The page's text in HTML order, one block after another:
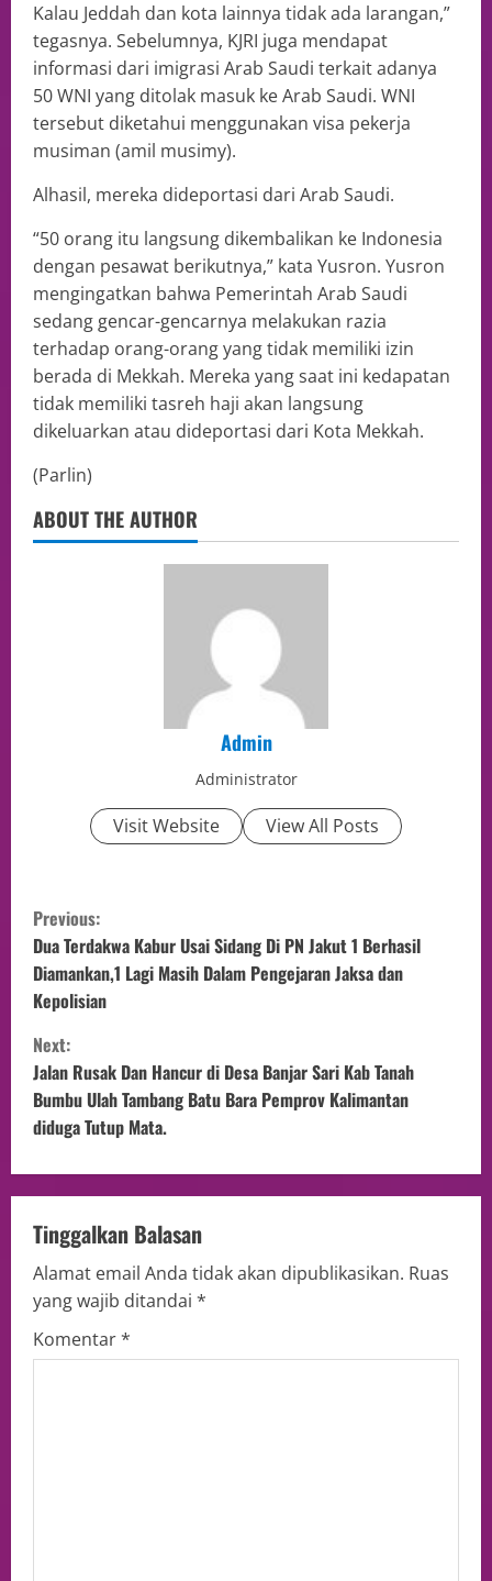
Kalau Jeddah dan kota lainnya tidak ada larangan,”
tegasnya. Sebelumnya, KJRI juga mendapat
informasi dari imigrasi Arab Saudi terkait adanya
50 WNI yang ditolak masuk ke Arab Saudi. WNI
tersebut diketahui menggunakan visa pekerja
musiman (amil musimy).
Alhasil, mereka dideportasi dari Arab Saudi.
“50 orang itu langsung dikembalikan ke Indonesia
dengan pesawat berikutnya,” kata Yusron. Yusron
mengingatkan bahwa Pemerintah Arab Saudi
sedang gencar-gencarnya melakukan razia
terhadap orang-orang yang tidak memiliki izin
berada di Mekkah. Mereka yang saat ini kedapatan
tidak memiliki tasreh haji akan langsung
dikeluarkan atau dideportasi dari Kota Mekkah.
(Parlin)
ABOUT THE AUTHOR
Admin
Administrator
Visit Website View All Posts
Previous:
Dua Terdakwa Kabur Usai Sidang Di PN Jakut 1 Berhasil
Diamankan,1 Lagi Masih Dalam Pengejaran Jaksa dan
Kepolisian
Next:
Jalan Rusak Dan Hancur di Desa Banjar Sari Kab Tanah
Bumbu Ulah Tambang Batu Bara Pemprov Kalimantan
diduga Tutup Mata.
Tinggalkan Balasan
Alamat email Anda tidak akan dipublikasikan. Ruas
yang wajib ditandai *
Komentar*